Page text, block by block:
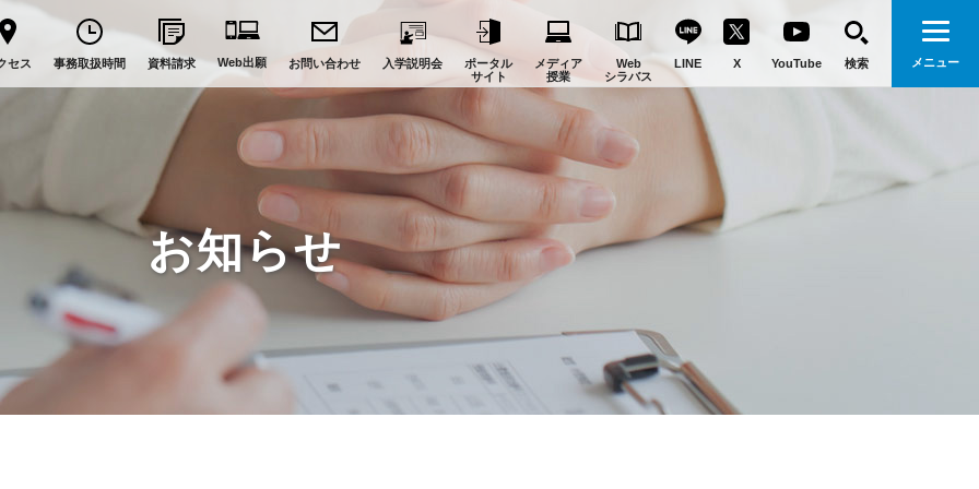
セス 事務取扱時間 資料請求 Web出願 お問い合わせ 入学説明会
ポータル
サイト
メディア
授業
Web
シラバス
LINE X YouTube 検索 メニュー
お知らせ